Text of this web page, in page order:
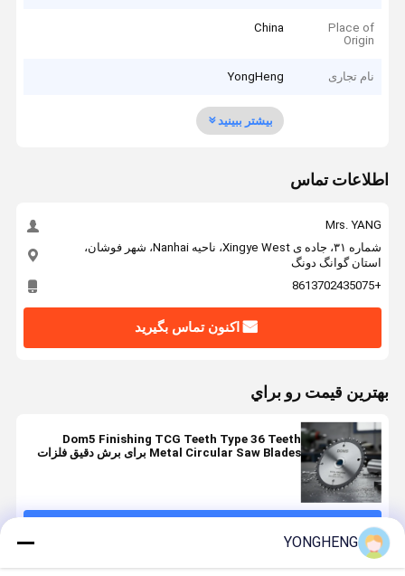
Place of
Origin
China
نام تجاری YongHeng
بیشتر ببینید
اطلاعات تماس
Mrs. YANG
شماره ۳۱، جاده ی Xingye West، ناحیه Nanhai، شهر فوشان،
استان گوانگ دونگ
+8613702435075
اکنون تماس بگیرید
بهترين قيمت رو براي
Dom5 Finishing TCG Teeth Type 36 Teeth
Metal Circular Saw Blades برای برش دقیق فلزات
مختلف
YONGHENG